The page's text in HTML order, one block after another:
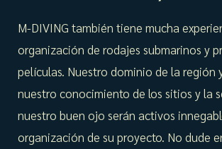
M-DIVING también tiene mucha
organización de rodajes submarinos y
películas. Nuestro dominio de la región
nuestro conocimiento de los sitios y la
nuestro buen ojo serán activos
organización de su proyecto. No dude